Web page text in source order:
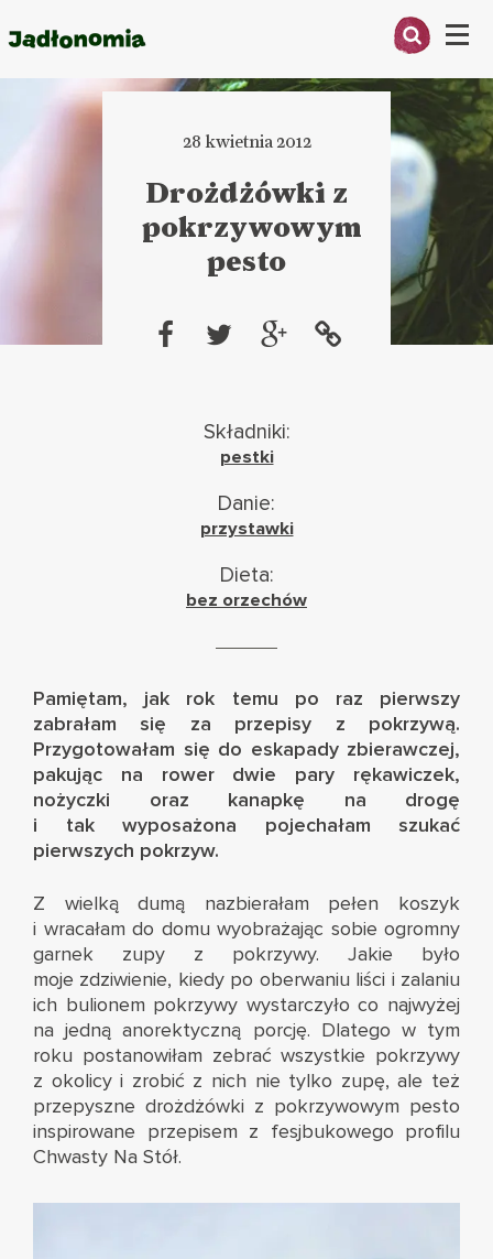
Menu
ARTYKUŁY
KSIĄŻKI
KONTAKT
28 kwietnia 2012
Drożdżówki z
pokrzywowym
pesto
Składniki:
pestki
Danie:
przystawki
Dieta:
bez orzechów
Pamiętam, jak rok temu po raz pierwszy
zabrałam się za przepisy z pokrzywą.
Przygotowałam się do eskapady zbierawczej,
pakując na rower dwie pary rękawiczek,
nożyczki oraz kanapkę na drogę
i tak wyposażona pojechałam szukać
pierwszych pokrzyw.
Z wielką dumą nazbierałam pełen koszyk
i wracałam do domu wyobrażając sobie ogromny
garnek zupy z pokrzywy. Jakie było
moje zdziwienie, kiedy po oberwaniu liści i zalaniu
ich bulionem pokrzywy wystarczyło co najwyżej
na jedną anorektyczną porcję. Dlatego w tym
roku postanowiłam zebrać wszystkie pokrzywy
z okolicy i zrobić z nich nie tylko zupę, ale też
przepyszne drożdżówki z pokrzywowym pesto
inspirowane przepisem z fesjbukowego profilu
Chwasty Na Stół.